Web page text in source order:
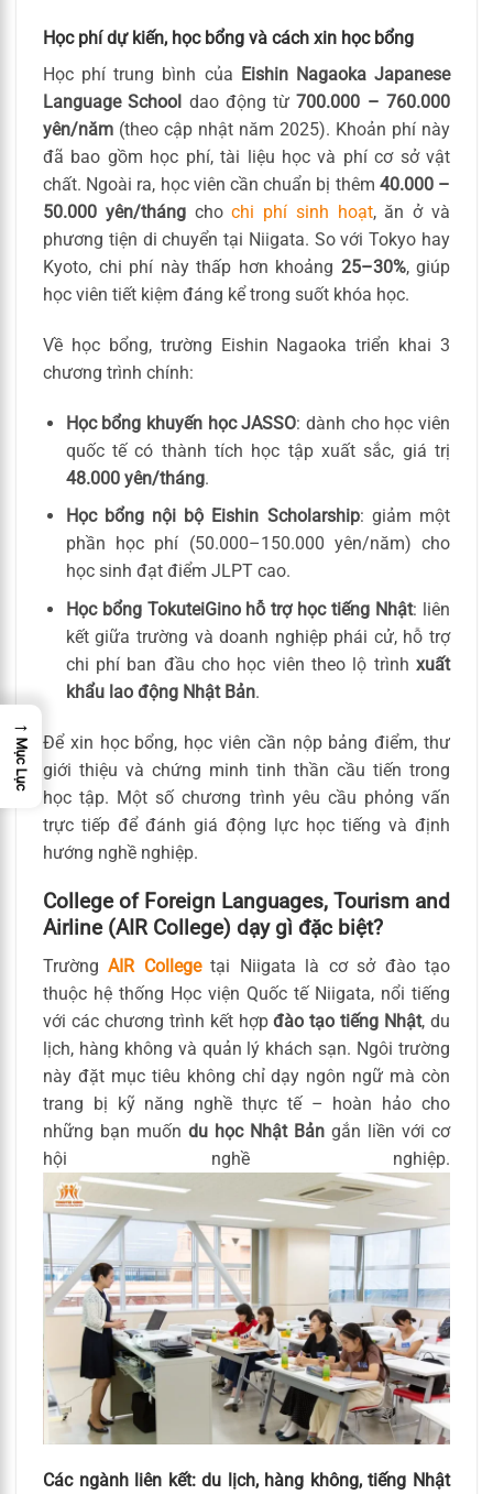
Học phí dự kiến, học bổng và cách xin học bổng
Học phí trung bình của Eishin Nagaoka Japanese
Language School dao động từ700.000 – 760.000
yên/năm (theo cập nhật năm 2025). Khoản phí này
đã bao gồm học phí, tài liệu học và phí cơ sở vật
chất. Ngoài ra, học viên cần chuẩn bị thêm 40.000 –
50.000 yên/thángchochi phí sinh hoạt, ăn ở và
phương tiện di chuyển tại Niigata. So với Tokyo hay
Kyoto, chi phí này thấp hơn khoảng 25–30%, giúp
học viên tiết kiệm đáng kể trong suốt khóa học.
Về học bổng, trường Eishin Nagaoka triển khai 3
chương trình chính:
Học bổng khuyến học JASSO: dành cho học viên
quốc tế có thành tích học tập xuất sắc, giá trị
48.000 yên/tháng.
Học bổng nội bộ Eishin Scholarship: giảm một
phần học phí (50.000–150.000 yên/năm) cho
học sinh đạt điểm JLPT cao.
Học bổng TokuteiGino hỗ trợ học tiếng Nhật: liên
kết giữa trường và doanh nghiệp phái cử, hỗ trợ
chi phí ban đầu cho học viên theo lộ trình xuất
khẩu lao động Nhật Bản.
Để xin học bổng, học viên cần nộp bảng điểm, thư
giới thiệu và chứng minh tinh thần cầu tiến trong
học tập. Một số chương trình yêu cầu phỏng vấn
trực tiếp để đánh giá động lực học tiếng và định
hướng nghề nghiệp.
College of Foreign Languages, Tourism and
Airline (AIR College) dạy gì đặc biệt?
TrườngAIR Collegetại Niigata là cơ sở đào tạo
thuộc hệ thống Học viện Quốc tế Niigata, nổi tiếng
với các chương trình kết hợpđào tạo tiếng Nhật, du
lịch, hàng không và quản lý khách sạn. Ngôi trường
này đặt mục tiêu không chỉ dạy ngôn ngữ mà còn
trang bị kỹ năng nghề thực tế – hoàn hảo cho
những bạn muốn du học Nhật Bản gắn liền với cơ
hội nghề nghiệp.
Các ngành liên kết: du lịch, hàng không, tiếng Nhật
→
Mục Lục